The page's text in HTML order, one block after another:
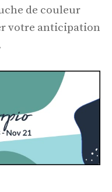
de couleur
votre anticipation